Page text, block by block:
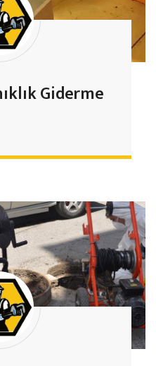
Giderme